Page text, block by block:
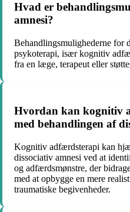
Hvad er
amnesi?
Behandlingsmulighederne for
psykoterapi, især kognitiv
fra en læge, terapeut eller
Hvordan kan kognitiv
med behandlingen af
Kognitiv adfærdsterapi kan
dissociativ amnesi ved at
og adfærdsmønstre, der
med at opbygge en mere
traumatiske begivenheder.